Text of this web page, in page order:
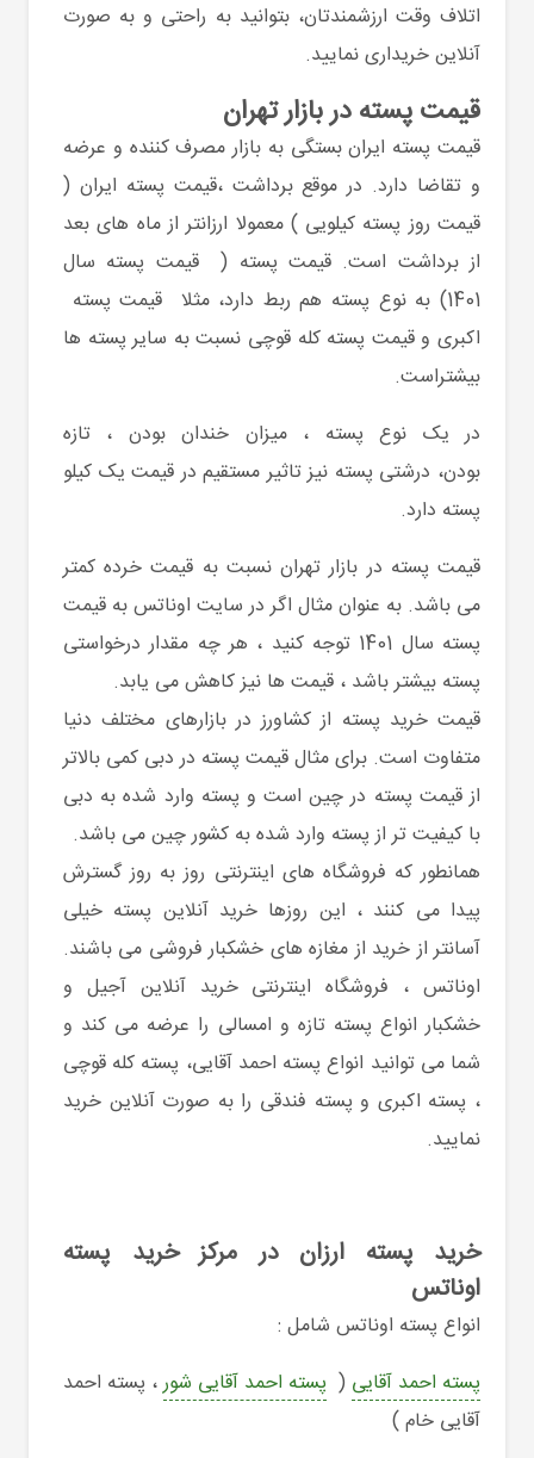
اتلاف وقت ارزشمندتان، بتوانید به راحتی و به صورت
آنلاین خریداری نمایید.
قیمت پسته در بازار تهران
قیمت پسته ایران بستگی به بازار مصرف کننده و عرضه
و تقاضا دارد. در موقع برداشت ،قیمت پسته ایران (
قیمت روز پسته کیلویی ) معمولا ارزانتر از ماه های بعد
از برداشت است. قیمت پسته ( قیمت پسته سال
1401) به نوع پسته هم ربط دارد، مثلا قیمت پسته
اکبری و قیمت پسته کله قوچی نسبت به سایر پسته ها
بیشتراست.
در یک نوع پسته ، میزان خندان بودن ، تازه
بودن، درشتی پسته نیز تاثیر مستقیم در قیمت یک کیلو
پسته دارد.
قیمت پسته در بازار تهران نسبت به قیمت خرده کمتر
می باشد. به عنوان مثال اگر در سایت اوناتس به قیمت
پسته سال 1401
توجه کنید ، هر چه مقدار درخواستی
پسته بیشتر باشد ، قیمت ها نیز کاهش می یابد.
قیمت خرید پسته از کشاورز در بازارهای مختلف دنیا
متفاوت است. برای مثالقیمت پسته در دبی کمی بالاتر
از قیمت پسته در چین است و پسته وارد شده به دبی
با کیفیت تر از پسته وارد شده به کشور چین می باشد.
همانطور که فروشگاه های اینترنتی روز به روز گسترش
پیدا می کنند ، این روزها خرید آنلاین پسته خیلی
آسانتر از خرید از مغازه های خشکبار فروشی می باشند.
اوناتس ، فروشگاه اینترنتی خرید آنلاین آجیل و
خشکبار انواع پسته تازه و امسالی را عرضه می کند و
شما می توانید انواع پسته احمد آقایی، پسته کله قوچی
، پسته اکبری و پسته فندقی را به صورت آنلاین خرید
نمایید.
خرید پسته ارزان در مرکز خرید پسته
اوناتس
انواع پسته اوناتس شامل :
پسته احمد آقایی ( پسته احمد آقایی شور، پسته احمد
آقایی خام )